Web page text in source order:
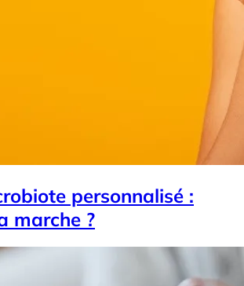
personnalisé :
marche ?